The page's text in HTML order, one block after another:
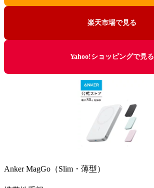
楽天市場で見る
Yahoo!ショッピングで見る
Anker MagGo（Slim・薄型）